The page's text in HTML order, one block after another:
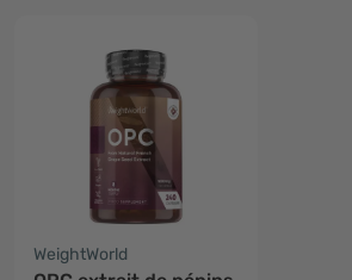
WeightWorld